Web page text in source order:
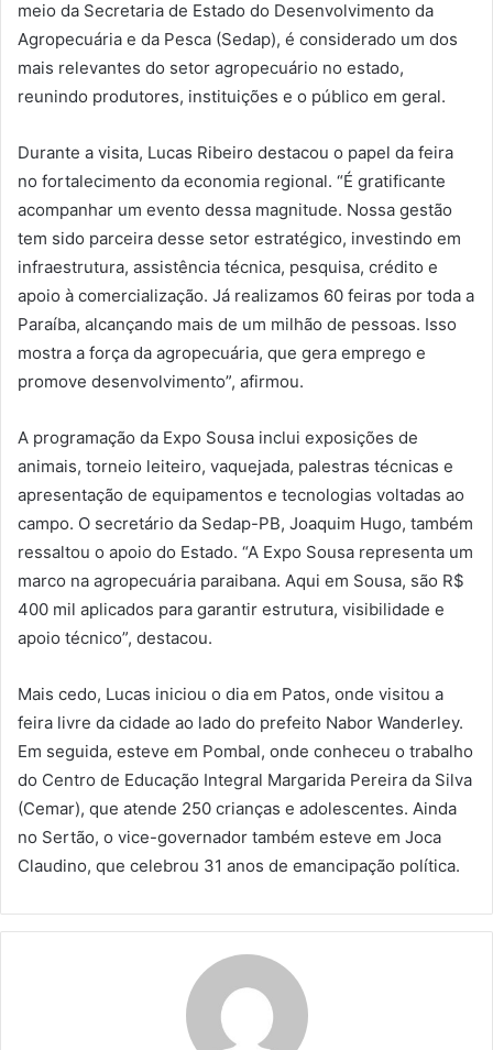
meio da Secretaria de Estado do Desenvolvimento da
Agropecuária e da Pesca (Sedap), é considerado um dos
mais relevantes do setor agropecuário no estado,
reunindo produtores, instituições e o público em geral.
Durante a visita, Lucas Ribeiro destacou o papel da feira
no fortalecimento da economia regional. “É gratificante
acompanhar um evento dessa magnitude. Nossa gestão
tem sido parceira desse setor estratégico, investindo em
infraestrutura, assistência técnica, pesquisa, crédito e
apoio à comercialização. Já realizamos 60 feiras por toda a
Paraíba, alcançando mais de um milhão de pessoas. Isso
mostra a força da agropecuária, que gera emprego e
promove desenvolvimento”, afirmou.
A programação da Expo Sousa inclui exposições de
animais, torneio leiteiro, vaquejada, palestras técnicas e
apresentação de equipamentos e tecnologias voltadas ao
campo. O secretário da Sedap-PB, Joaquim Hugo, também
ressaltou o apoio do Estado. “A Expo Sousa representa um
marco na agropecuária paraibana. Aqui em Sousa, são R$
400 mil aplicados para garantir estrutura, visibilidade e
apoio técnico”, destacou.
Mais cedo, Lucas iniciou o dia em Patos, onde visitou a
feira livre da cidade ao lado do prefeito Nabor Wanderley.
Em seguida, esteve em Pombal, onde conheceu o trabalho
do Centro de Educação Integral Margarida Pereira da Silva
(Cemar), que atende 250 crianças e adolescentes. Ainda
no Sertão, o vice-governador também esteve em Joca
Claudino, que celebrou 31 anos de emancipação política.